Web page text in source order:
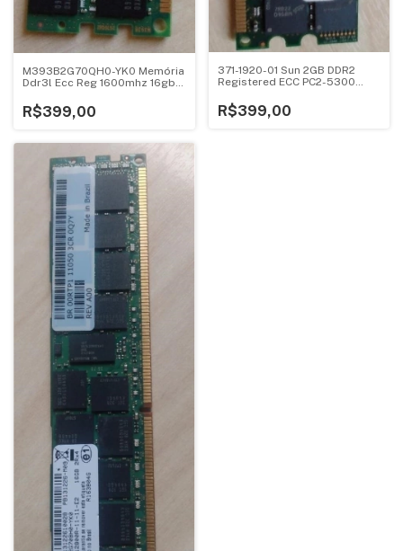
M393B2G70QH0-YK0 Memória
Ddr3l Ecc Reg 1600mhz 16gb
R$399,00
371-1920-01 Sun 2GB DDR2
Registered ECC PC2-5300
R$399,00